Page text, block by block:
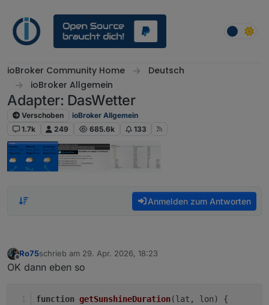
ioBroker Community Home
Deutsch
ioBroker Allgemein
Adapter: DasWetter
Verschoben
ioBroker Allgemein
1.7k
249 685.6k 133
Anmelden zum Antworten
Offline
Ro75schrieb am 29. Apr. 2026, 18:23
zuletzt editiert von
OK dann eben so
function getSunshineDuration(lat, lon) {